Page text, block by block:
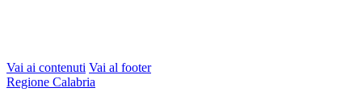
Vai ai contenuti Vai al footer
Regione Calabria